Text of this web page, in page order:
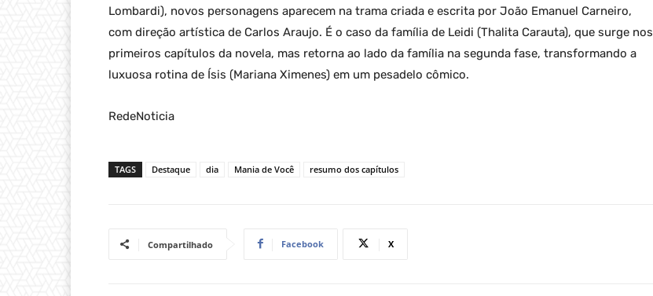
Lombardi), novos personagens aparecem na trama criada e escrita por João Emanuel Carneiro,
com direção artística de Carlos Araujo. É o caso da família de Leidi (Thalita Carauta), que surge nos
primeiros capítulos da novela, mas retorna ao lado da família na segunda fase, transformando a
luxuosa rotina de Ísis (Mariana Ximenes) em um pesadelo cômico.
RedeNoticia
TAGS Destaque dia Mania de Você resumo dos capítulos
Compartilhado Facebook X